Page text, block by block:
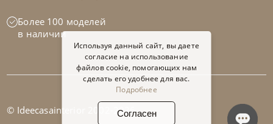
343 700 ₽
Noctis
Более 100 моделей
в наличии
© Ideecasainterior 2002-2026
Используя данный сайт, вы даете
согласие на использование
файлов cookie, помогающих нам
сделать его удобнее для вас.
Подробнее
Согласен